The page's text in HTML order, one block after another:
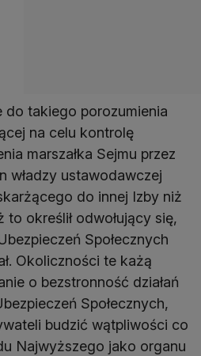
do takiego porozumienia
na celu kontrolę
marszałka Sejmu przez
władzy ustawodawczej
do innej Izby niż
określił odwołujący się,
Społecznych
Okoliczności te każą
o bezstronność działań
Społecznych,
budzić wątpliwości co
Najwyższego jako organu